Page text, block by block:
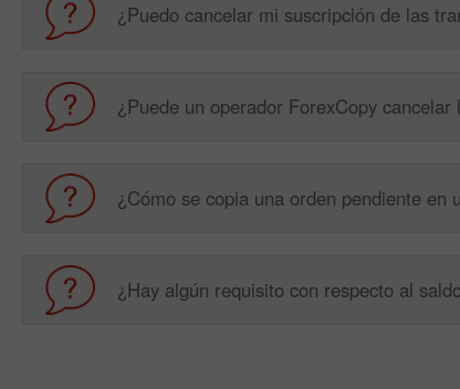
¿Puedo cancelar mi suscripción de las
¿Puede un operador ForexCopy
¿Cómo se copia una orden pendiente en
¿Hay algún requisito con respecto al